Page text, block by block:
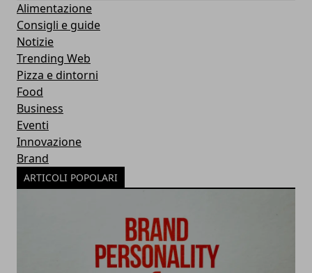
Alimentazione
Consigli e guide
Notizie
Trending Web
Pizza e dintorni
Food
Business
Eventi
Innovazione
Brand
ARTICOLI POPOLARI